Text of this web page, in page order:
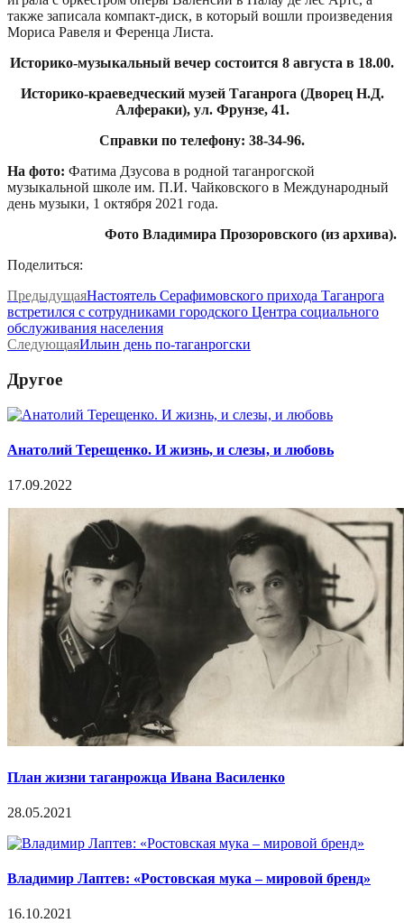
также записала компакт-диск, в который вошли произведения
Мориса Равеля и Ференца Листа.
Историко-музыкальный вечер состоится 8 августа в 18.00.
Историко-краеведческий музей Таганрога (Дворец Н.Д.
Алфераки), ул. Фрунзе, 41.
Справки по телефону: 38-34-96.
На фото: Фатима Дзусова в родной таганрогской
музыкальной школе им. П.И. Чайковского в Международный
день музыки, 1 октября 2021 года.
Фото Владимира Прозоровского (из архива).
Поделиться:
ПредыдущаяНастоятель Серафимовского прихода Таганрога
встретился с сотрудниками городского Центра социального
обслуживания населения
СледующаяИльин день по-таганрогски
Другое
Анатолий Терещенко. И жизнь, и слезы, и любовь
17.09.2022
План жизни таганрожца Ивана Василенко
28.05.2021
Владимир Лаптев: «Ростовская мука – мировой бренд»
16.10.2021